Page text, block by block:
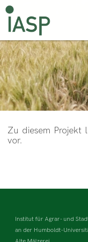
Zu diesem Projekt
vor.
Institut für Agrar- und
an der Humboldt-